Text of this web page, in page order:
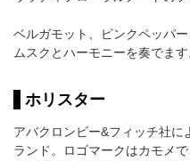
ベルガモット、ピンクペッパ
ムスクとハーモニーを奏でます
ホリスター
アバクロンビー&フィッチ社
ランド。ロゴマークはカモメ